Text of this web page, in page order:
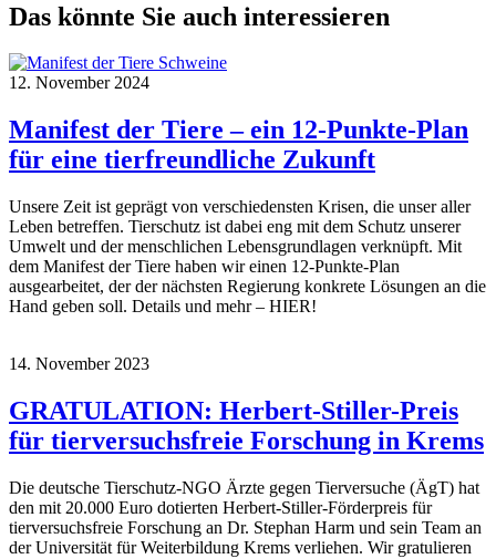
Das könnte Sie auch interessieren
12. November 2024
Manifest der Tiere – ein 12-Punkte-Plan
für eine tierfreundliche Zukunft
Unsere Zeit ist geprägt von verschiedensten Krisen, die unser aller
Leben betreffen. Tierschutz ist dabei eng mit dem Schutz unserer
Umwelt und der menschlichen Lebensgrundlagen verknüpft. Mit
dem Manifest der Tiere haben wir einen 12-Punkte-Plan
ausgearbeitet, der der nächsten Regierung konkrete Lösungen an die
Hand geben soll. Details und mehr – HIER!
14. November 2023
GRATULATION: Herbert-Stiller-Preis
für tierversuchsfreie Forschung in Krems
Die deutsche Tierschutz-NGO Ärzte gegen Tierversuche (ÄgT) hat
den mit 20.000 Euro dotierten Herbert-Stiller-Förderpreis für
tierversuchsfreie Forschung an Dr. Stephan Harm und sein Team an
der Universität für Weiterbildung Krems verliehen. Wir gratulieren